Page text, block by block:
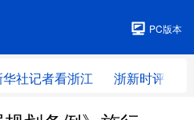
PC版本
华社记者看浙江 浙新时评